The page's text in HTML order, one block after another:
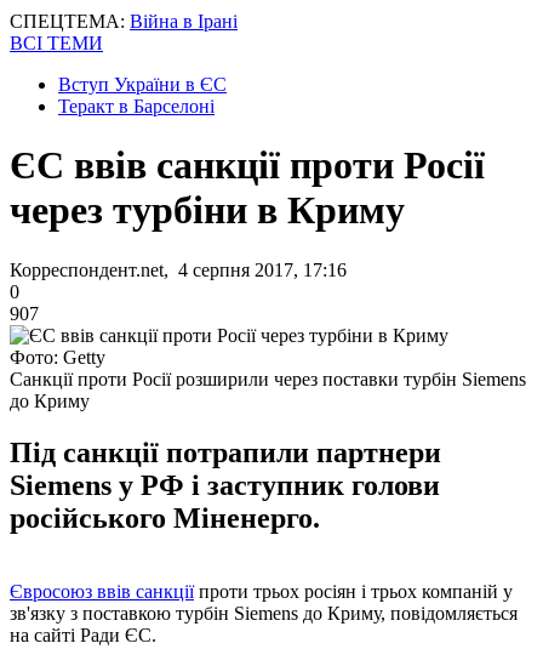
СПЕЦТЕМА: Війна в Ірані
ВСІ ТЕМИ
Вступ України в ЄС
Теракт в Барселоні
ЄС ввів санкції проти Росії
через турбіни в Криму
Корреспондент.net, 4 серпня 2017, 17:16
0
907
Фото: Getty
Санкції проти Росії розширили через поставки турбін Siemens
до Криму
Під санкції потрапили партнери
Siemens у РФ і заступник голови
російського Міненерго.
Євросоюз ввів санкціїпроти трьох росіян і трьох компаній у
зв'язку з поставкою турбін Siemens до Криму, повідомляється
на сайті Ради ЄС.